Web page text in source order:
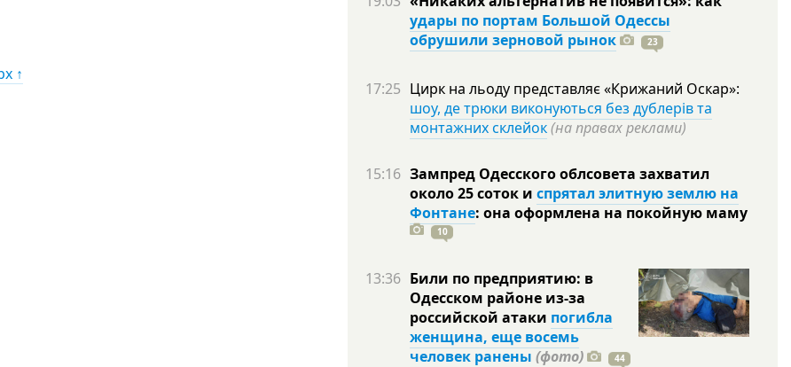
↑
удары по портам Большой Одессы
обрушили зерновой рынок
23
17:25 Цирк на льоду представляє «Крижаний Оскар»:
шоу, де трюки виконуються без дублерів та
монтажних склейок(на правах реклами)
15:16 Зампред Одесского облсовета захватил
около 25 соток и спрятал элитную землю на
Фонтане: она оформлена на покойную маму
10
13:36 Били по предприятию: в
Одесском районе из-за
российской атаки погибла
женщина, еще восемь
человек ранены (фото) 44